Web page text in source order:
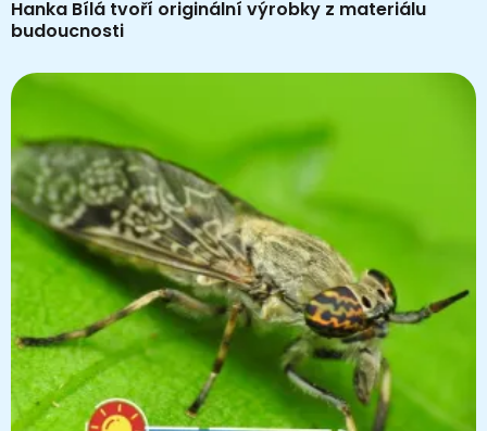
Hanka Bílá tvoří originální výrobky z materiálu
budoucnosti